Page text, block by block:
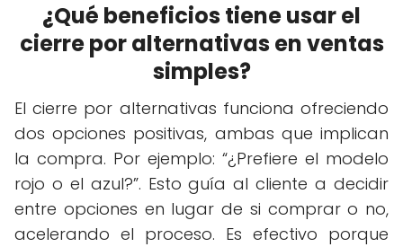
¿Qué beneficios tiene usar el
cierre por alternativas en ventas
simples?
El cierre por alternativas funciona ofreciendo
dos opciones positivas, ambas que implican
la compra. Por ejemplo: “¿Prefiere el modelo
rojo o el azul?”. Esto guía al cliente a decidir
entre opciones en lugar de si comprar o no,
acelerando el proceso. Es efectivo porque